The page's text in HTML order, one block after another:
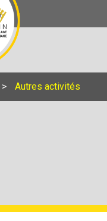
Autres activités